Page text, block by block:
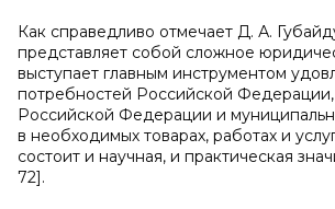
Как справедливо отмечает Д. А.
представляет собой сложное
выступает главным инструментом
потребностей Российской Федерации,
Российской Федерации и
в необходимых товарах, работах и
состоит и научная, и практическая
72].